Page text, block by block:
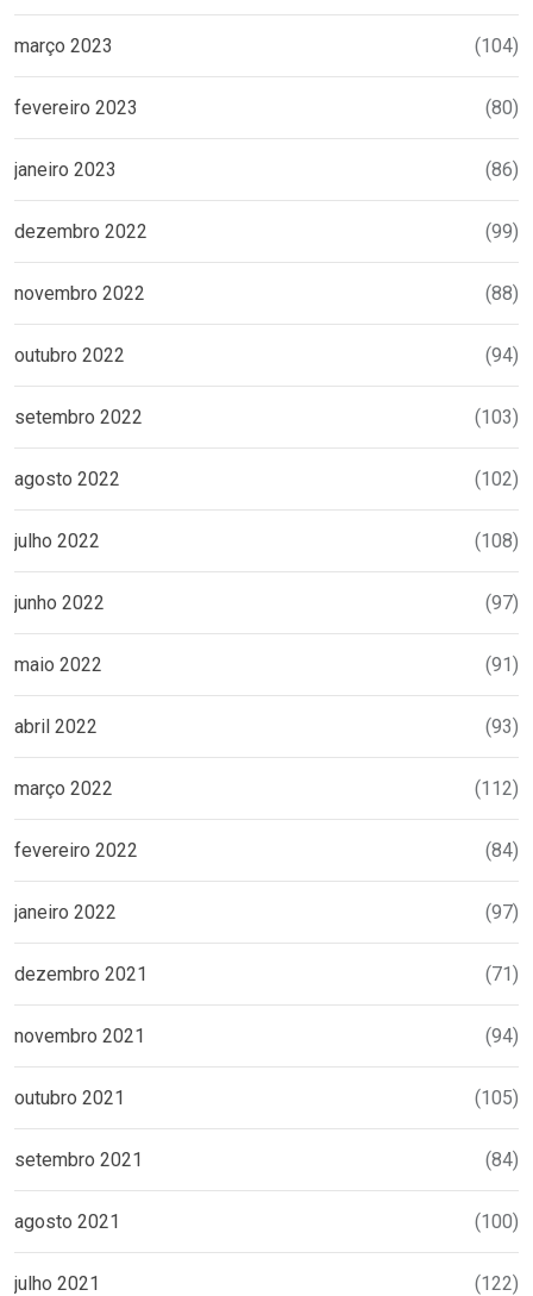
março 2023 (104)
fevereiro 2023 (80)
janeiro 2023 (86)
dezembro 2022 (99)
novembro 2022 (88)
outubro 2022 (94)
setembro 2022 (103)
agosto 2022 (102)
julho 2022 (108)
junho 2022 (97)
maio 2022 (91)
abril 2022 (93)
março 2022 (112)
fevereiro 2022 (84)
janeiro 2022 (97)
dezembro 2021 (71)
novembro 2021 (94)
outubro 2021 (105)
setembro 2021 (84)
agosto 2021 (100)
julho 2021 (122)